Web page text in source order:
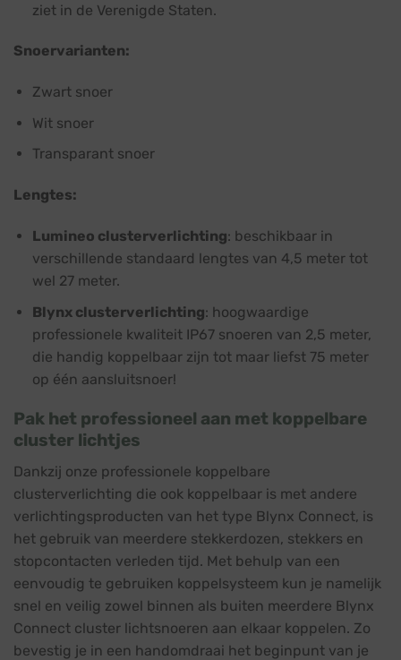
ziet in de Verenigde Staten.
Snoervarianten:
Zwart snoer
Wit snoer
Transparant snoer
Lengtes:
Lumineo clusterverlichting: beschikbaar in
verschillende standaard lengtes van 4,5 meter tot
wel 27 meter.
Blynx clusterverlichting: hoogwaardige
professionele kwaliteit IP67 snoeren van 2,5 meter,
die handig koppelbaar zijn tot maar liefst 75 meter
op één aansluitsnoer!
Pak het professioneel aan met koppelbare
cluster lichtjes
Dankzij onze professionele koppelbare
clusterverlichting die ook koppelbaar is met andere
verlichtingsproducten van het type Blynx Connect, is
het gebruik van meerdere stekkerdozen, stekkers en
stopcontacten verleden tijd. Met behulp van een
eenvoudig te gebruiken koppelsysteem kun je namelijk
snel en veilig zowel binnen als buiten meerdere Blynx
Connect cluster lichtsnoeren aan elkaar koppelen. Zo
bevestig je in een handomdraai het beginpunt van je